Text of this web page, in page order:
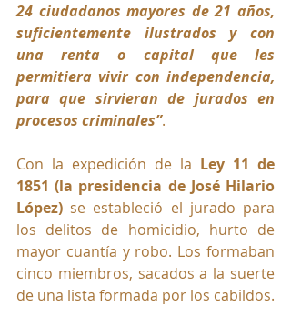
24 ciudadanos mayores de 21 años,
suficientemente ilustrados y con
una renta o capital que les
permitiera vivir con independencia,
para que sirvieran de jurados en
procesos criminales”.
Con la expedición de la Ley 11 de
1851 (la presidencia de José Hilario
López) se estableció el jurado para
los delitos de homicidio, hurto de
mayor cuantía y robo. Los formaban
cinco miembros, sacados a la suerte